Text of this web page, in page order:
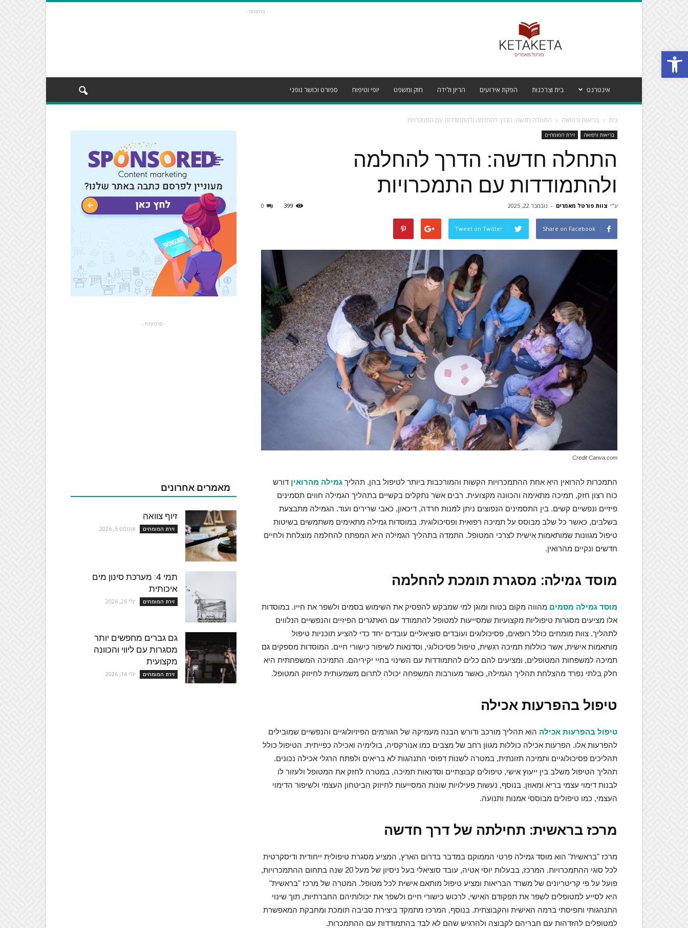
Open toolbar
- פרסומת -
אינטרנט בית וצרכנות הפקת אירועים הריון ולידה חוק ומשפט יופי וטיפוח ספורט וכושר גופני
בית בריאות ורפואה התחלה חדשה: הדרך להחלמה ולהתמודדות עם התמכרויות
בריאות ורפואה זירת המומחים
התחלה חדשה: הדרך להחלמה
ולהתמודדות עם התמכרויות
ע"י צוות פורטל מאמרים - נובמבר 22, 2025 0 399
Share on Facebook
Tweet on Twitter
Credit Canva.com
התמכרות להרואין היא אחת ההתמכרויות הקשות והמורכבות ביותר לטיפול בהן. תהליך גמילה מהרואין דורש
כוח רצון חזק, תמיכה מתאימה והכוונה מקצועית. רבים אשר נתקלים בקשיים בתהליך הגמילה חווים תסמינים
פיזיים ונפשיים קשים. בין התסמינים הנפוצים ניתן למנות חרדה, דיכאון, כאבי שרירים ועוד. הגמילה מתבצעת
בשלבים, כאשר כל שלב מבוסס על תמיכה רפואית ופסיכולוגית. במוסדות גמילה מתאימים משתמשים בשיטות
טיפול מגוונות שמותאמות אישית לצרכי המטופל. התמדה בתהליך הגמילה היא המפתח להחלמה מוצלחת ולחיים
חדשים ונקיים מהרואין.
מוסד גמילה: מסגרת תומכת להחלמה
מוסד גמילה מסמים מהווה מקום בטוח ומוגן למי שמבקש להפסיק את השימוש בסמים ולשפר את חייו. במוסדות
אלו מציעים מסגרות טיפוליות מקצועיות שמסייעות למטופל להתמודד עם האתגרים הפיזיים והנפשיים הנלווים
לתהליך. צוות מומחים כולל רופאים, פסיכולוגים ועובדים סוציאליים עובדים יחד כדי להציע תוכניות טיפול
מותאמות אישית, אשר כוללות תמיכה רגשית, טיפול פסיכולוגי, וסדנאות לשיפור כישורי חיים. המוסדות מספקים גם
תמיכה למשפחות המטופלים, ומציעים להם כלים להתמודדות עם השינוי בחיי יקיריהם. התמיכה המשפחתית היא
חלק בלתי נפרד מהצלחת תהליך הגמילה, כאשר מעורבות המשפחה יכולה לתרום משמעותית לחיזוק המטופל.
טיפול בהפרעות אכילה
טיפול בהפרעות אכילה הוא תהליך מורכב ודורש הבנה מעמיקה של הגורמים הפיזיולוגיים והנפשיים שמובילים
להפרעות אלו. הפרעות אכילה כוללות מגוון רחב של מצבים כמו אנורקסיה, בולימיה ואכילה כפייתית. הטיפול כולל
תהליכים פסיכולוגיים ותמיכה תזונתית, במטרה לשנות דפוסי התנהגות לא בריאים ולפתח הרגלי אכילה נכונים.
תהליך הטיפול משלב בין ייעוץ אישי, טיפולים קבוצתיים וסדנאות תמיכה, במטרה לחזק את המטופל ולעזור לו
לבנות דימוי עצמי בריא ומאוזן. בנוסף, נעשות פעילויות שונות המסייעות לחיזוק הביטחון העצמי ולשיפור הדימוי
העצמי, כמו טיפולים מבוססי אמנות ותנועה.
מרכז בראשית: תחילתה של דרך חדשה
מרכז "בראשית" הוא מוסד גמילה פרטי הממוקם במדבר בדרום הארץ, המציע מסגרת טיפולית ייחודית ודיסקרטית
לכל סוגי ההתמכרויות. המרכז, בבעלות יוסי אטיה, עובד סוציאלי בעל ניסיון של מעל 20 שנה בתחום ההתמכרויות,
פועל על פי קריטריונים של משרד הבריאות ומציע טיפול מותאם אישית לכל מטופל. המטרה של מרכז "בראשית"
היא לסייע למטופלים לשפר את תפקודם האישי, לרכוש כישורי חיים ולשפר את יכולותיהם החברתיות, תוך שינוי
התנהגותי ותפיסתי ברמה האישית והקבוצתית. בנוסף, המרכז מתמקד ביצירת סביבה תומכת ומחבקת המאפשרת
למטופלים להזדהות עם חבריהם לקבוצה ולהרגיש שהם לא לבד בהתמודדות עם ההתמכרות.
- פרסומת -
מאמרים אחרונים
זיוף צוואה
זירת המומחים אוגוסט 5, 2026
תמי 4: מערכת סינון מים
איכותית
זירת המומחים יולי 26, 2026
גם גברים מחפשים יותר
מסגרות עם ליווי והכוונה
מקצועית
זירת המומחים יולי 14, 2026